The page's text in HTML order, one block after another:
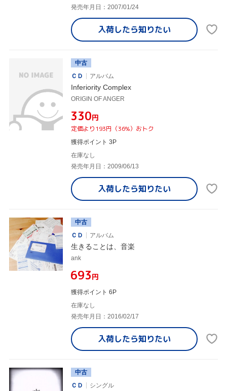
発売年月日：2007/01/24
入荷したら知りたい
中古
ＣＤ
アルバム
Inferiority Complex
ORIGIN OF ANGER
¥330円
定価より193円（36%）おトク
獲得ポイント 3P
在庫なし
発売年月日：2009/06/13
入荷したら知りたい
中古
ＣＤ
アルバム
生きることは、音楽
ank
¥693円
獲得ポイント 6P
在庫なし
発売年月日：2016/02/17
入荷したら知りたい
中古
ＣＤ
シングル